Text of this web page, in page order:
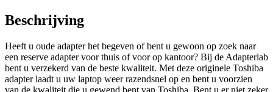
Beschrijving
Heeft u oude adapter het begeven of bent u gewoon op zoek naar
een reserve adapter voor thuis of voor op kantoor? Bij de Adapterlab
bent u verzekerd van de beste kwaliteit. Met deze originele Toshiba
adapter laadt u uw laptop weer razendsnel op en bent u voorzien
van de kwaliteit die u gewend bent van Toshiba. Bent u er niet zeker